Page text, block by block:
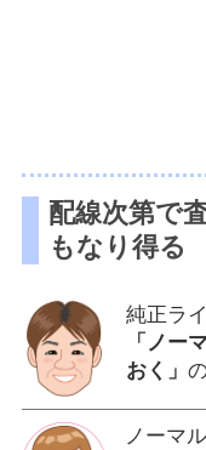
配線次第で
もなり得る
純正ラ
「ノー
おく」
ノーマ